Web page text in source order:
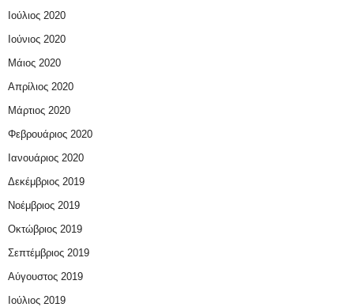
Ιούλιος 2020
Ιούνιος 2020
Μάιος 2020
Απρίλιος 2020
Μάρτιος 2020
Φεβρουάριος 2020
Ιανουάριος 2020
Δεκέμβριος 2019
Νοέμβριος 2019
Οκτώβριος 2019
Σεπτέμβριος 2019
Αύγουστος 2019
Ιούλιος 2019